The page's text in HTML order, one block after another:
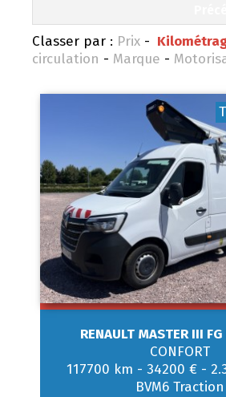
Classer par : Prix -
circulation - Marque -
RENAULT MASTER III FG
CONFORT
117700 km - 34200 € -
BVM6 Traction